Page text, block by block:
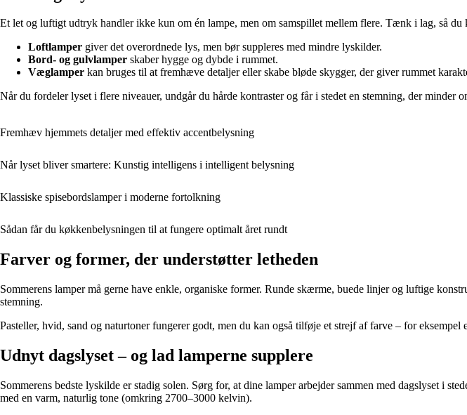
Et let og luftigt udtryk handler ikke kun om én lampe, men om samspillet mellem flere. Tænk i lag, så
Loftlamper giver det overordnede lys, men bør suppleres med mindre lyskilder.
Bord- og gulvlamper skaber hygge og dybde i rummet.
Væglamper kan bruges til at fremhæve detaljer eller skabe bløde skygger, der giver rummet
Når du fordeler lyset i flere niveauer, undgår du hårde kontraster og får i stedet en stemning, der minder
Fremhæv hjemmets detaljer med effektiv accentbelysning
Når lyset bliver smartere: Kunstig intelligens i intelligent belysning
Klassiske spisebordslamper i moderne fortolkning
Sådan får du køkkenbelysningen til at fungere optimalt året rundt
Farver og former, der understøtter letheden
Sommerens lamper må gerne have enkle, organiske former. Runde skærme, buede linjer og luftige
stemning.
Pasteller, hvid, sand og naturtoner fungerer godt, men du kan også tilføje et strejf af farve – for
Udnyt dagslyset – og lad lamperne supplere
Sommerens bedste lyskilde er stadig solen. Sørg for, at dine lamper arbejder sammen med dagslyset i
med en varm, naturlig tone (omkring 2700–3000 kelvin).